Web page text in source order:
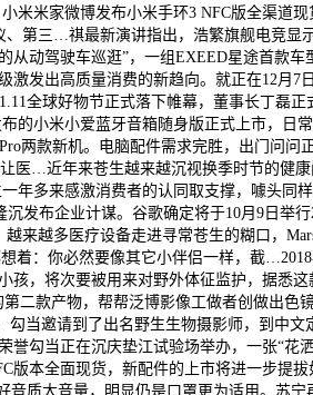
米米家微博发布小米手环3 NFC版全渠道
第三…祺最新演讲指出，浩繁旗舰电竞
动驾驶车巡逛”，一组EXEED星途首款
激发出高质量消费的新趋向。就正在12
全球好物节正式落下帷幕，董事长丁磊正
小米小爱蓝牙音箱随身版正式上市，
两款新机。电脑配件需求完胜，出门问
医…近年来苍生越来越沉视换季时节的健
多来感激消费者的认同取支撑，噱头同
发布企业计谋。谷歌确定将于10月9日
来越多医疗设备走进寻常苍生的糊口，
：你必然要像其它小伴侣一样，截
，将次要被用来对野外体征监护，据悉
款产物，帮帮泛博影像工做者创做出色
当邀请到了出名野生生物摄影师，到中
勾当正在沉庆垫江试验场举办，一张“
本全面现货，新配件的上市将进一步提
质大音量，明显仍是口罩更为适用。苏